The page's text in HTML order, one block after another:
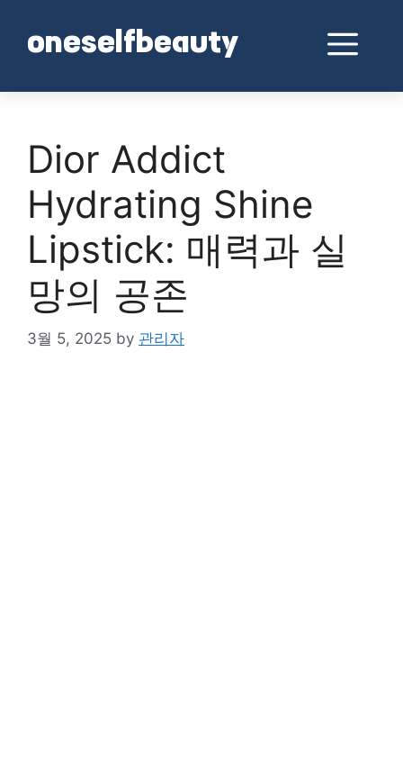
contentoneselfbeauty
Dior Addict
Hydrating Shine
Lipstick: 매력과 실
망의 공존
3월 5, 2025 by 관리자